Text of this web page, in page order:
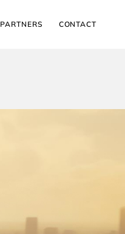
PARTNERS CONTACT